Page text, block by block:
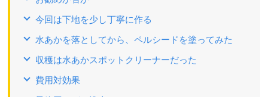
今回は下地を少し丁寧に作る
水あかを落としてから、ペルシードを塗ってみた
収穫は水あかスポットクリーナーだった
費用対効果